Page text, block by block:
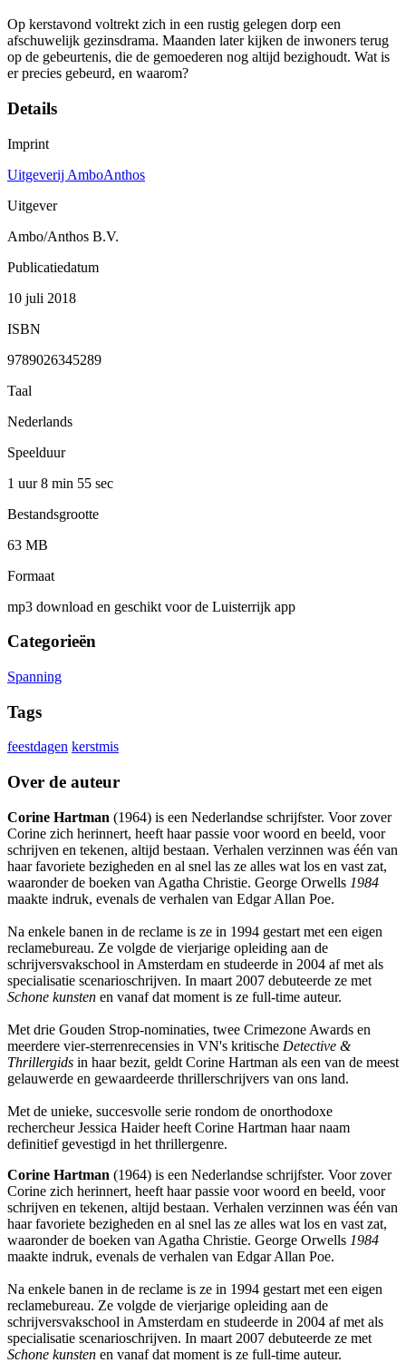
Op kerstavond voltrekt zich in een rustig gelegen dorp een
afschuwelijk gezinsdrama. Maanden later kijken de inwoners terug
op de gebeurtenis, die de gemoederen nog altijd bezighoudt. Wat is
er precies gebeurd, en waarom?
Details
Imprint
Uitgeverij AmboAnthos
Uitgever
Ambo/Anthos B.V.
Publicatiedatum
10 juli 2018
ISBN
9789026345289
Taal
Nederlands
Speelduur
1 uur 8 min 55 sec
Bestandsgrootte
63 MB
Formaat
mp3 download en geschikt voor de Luisterrijk app
Categorieën
Spanning
Tags
feestdagen kerstmis
Over de auteur
Corine Hartman (1964) is een Nederlandse schrijfster. Voor zover
Corine zich herinnert, heeft haar passie voor woord en beeld, voor
schrijven en tekenen, altijd bestaan. Verhalen verzinnen was één van
haar favoriete bezigheden en al snel las ze alles wat los en vast zat,
waaronder de boeken van Agatha Christie. George Orwells 1984
maakte indruk, evenals de verhalen van Edgar Allan Poe.
Na enkele banen in de reclame is ze in 1994 gestart met een eigen
reclamebureau. Ze volgde de vierjarige opleiding aan de
schrijversvakschool in Amsterdam en studeerde in 2004 af met als
specialisatie scenarioschrijven. In maart 2007 debuteerde ze met
Schone kunsten en vanaf dat moment is ze full-time auteur.
Met drie Gouden Strop-nominaties, twee Crimezone Awards en
meerdere vier-sterrenrecensies in VN's kritische Detective &
Thrillergids in haar bezit, geldt Corine Hartman als een van de meest
gelauwerde en gewaardeerde thrillerschrijvers van ons land.
Met de unieke, succesvolle serie rondom de onorthodoxe
rechercheur Jessica Haider heeft Corine Hartman haar naam
definitief gevestigd in het thrillergenre.
Corine Hartman (1964) is een Nederlandse schrijfster. Voor zover
Corine zich herinnert, heeft haar passie voor woord en beeld, voor
schrijven en tekenen, altijd bestaan. Verhalen verzinnen was één van
haar favoriete bezigheden en al snel las ze alles wat los en vast zat,
waaronder de boeken van Agatha Christie. George Orwells 1984
maakte indruk, evenals de verhalen van Edgar Allan Poe.
Na enkele banen in de reclame is ze in 1994 gestart met een eigen
reclamebureau. Ze volgde de vierjarige opleiding aan de
schrijversvakschool in Amsterdam en studeerde in 2004 af met als
specialisatie scenarioschrijven. In maart 2007 debuteerde ze met
Schone kunsten en vanaf dat moment is ze full-time auteur.